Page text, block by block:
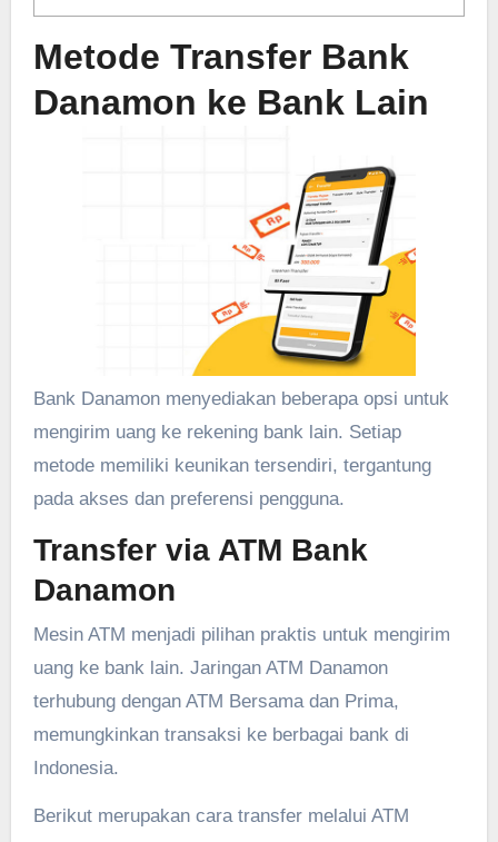
Metode Transfer Bank
Danamon ke Bank Lain
Bank Danamon menyediakan beberapa opsi untuk
mengirim uang ke rekening bank lain. Setiap
metode memiliki keunikan tersendiri, tergantung
pada akses dan preferensi pengguna.
Transfer via ATM Bank
Danamon
Mesin ATM menjadi pilihan praktis untuk mengirim
uang ke bank lain. Jaringan ATM Danamon
terhubung dengan ATM Bersama dan Prima,
memungkinkan transaksi ke berbagai bank di
Indonesia.
Berikut merupakan cara transfer melalui ATM